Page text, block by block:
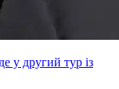
у другий тур із